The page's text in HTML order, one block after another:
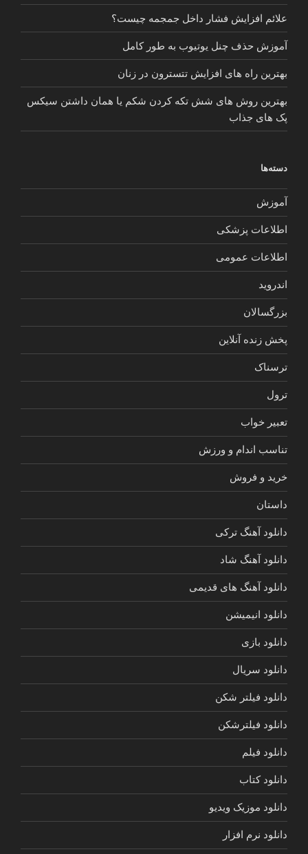
علائم افزایش فشار داخل جمجمه چیست؟
آموزش حذف چنل یوتیوب به طور کامل
بهترین راه های افزایش تتسترون در زنان
بهترین روش های شش تکه کردن شکم یا همان داشتن سیکس
پک های جذاب
دسته‌ها
آموزش
اطلاعات پزشکی
اطلاعات عمومی
اندروید
بزرگسالان
پخش زنده آنلاین
ترسناک
ترول
تعبیر خواب
تناسب اندام و ورزش
خرید و فروش
داستان
دانلود آهنگ ترکی
دانلود آهنگ شاد
دانلود آهنگ های قدیمی
دانلود انیمیشن
دانلود بازی
دانلود سریال
دانلود فیلتر شکن
دانلود فیلترشکن
دانلود فیلم
دانلود کتاب
دانلود موزیک ویدیو
دانلود نرم افزار